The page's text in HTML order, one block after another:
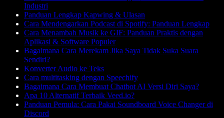
Industri
Panduan Lengkap Kapwing & Ulasan
Cara Mendengarkan Podcast di Spotify: Panduan Lengkap
Cara Menambah Musik ke GIF: Panduan Praktis dengan
Aplikasi & Software Populer
Bagaimana Cara Merekam Jika Saya Tidak Suka Suara
Sendiri?
Konverter Audio ke Teks
Cara multitasking dengan Speechify
Bagaimana Cara Membuat Chatbot AI Versi Diri Saya?
Apa 10 Alternatif Terbaik Veed.io?
Panduan Pemula: Cara Pakai Soundboard Voice Changer di
Discord